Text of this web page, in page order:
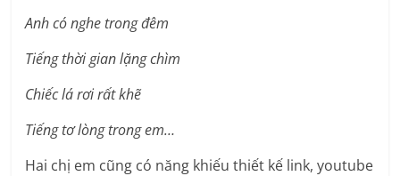
Anh có nghe trong đêm
Tiếng thời gian lặng chìm
Chiếc lá rơi rất khẽ
Tiếng tơ lòng trong em…
Hai chị em cũng có năng khiếu thiết kế link, youtube